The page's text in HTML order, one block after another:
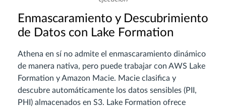
Enmascaramiento y Descubrimiento
de Datos con Lake Formation
Athena en sí no admite el enmascaramiento dinámico
de manera nativa, pero puede trabajar con AWS Lake
Formation y Amazon Macie. Macie clasifica y
descubre automáticamente los datos sensibles (PII,
PHI) almacenados en S3. Lake Formation ofrece